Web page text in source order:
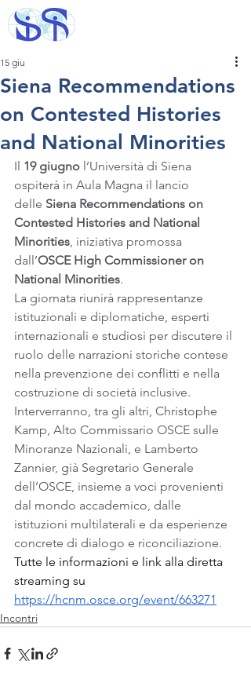
Siena Recommendations
on Contested Histories
and National Minorities
15 giu
Il 19 giugno l’Università di Siena
ospiterà in Aula Magna il lancio
delle Siena Recommendations on
Contested Histories and National
Minorities, iniziativa promossa
dall’OSCE High Commissioner on
National Minorities.
La giornata riunirà rappresentanze
istituzionali e diplomatiche, esperti
internazionali e studiosi per discutere il
ruolo delle narrazioni storiche contese
nella prevenzione dei conflitti e nella
costruzione di società inclusive.
Interverranno, tra gli altri, Christophe
Kamp, Alto Commissario OSCE sulle
Minoranze Nazionali, e Lamberto
Zannier, già Segretario Generale
dell’OSCE, insieme a voci provenienti
dal mondo accademico, dalle
istituzioni multilaterali e da esperienze
concrete di dialogo e riconciliazione.
Tutte le informazioni e link alla diretta
streaming su
https://hcnm.osce.org/event/663271
Incontri